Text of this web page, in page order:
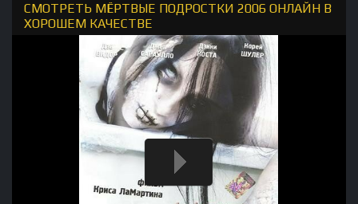
СМОТРЕТЬ МЁРТВЫЕ ПОДРОСТКИ 2006 ОНЛАЙН В
ХОРОШЕМ КАЧЕСТВЕ